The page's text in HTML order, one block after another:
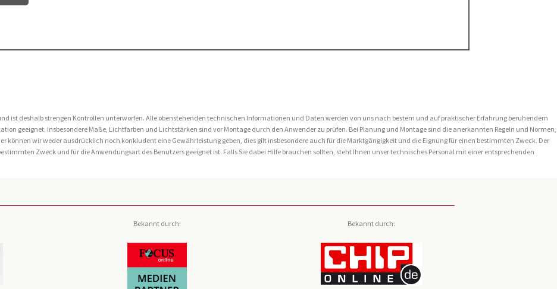
ist deshalb strengen Kontrollen unterworfen. Alle obenstehenden technischen Informationen und Daten werden von uns nach bestem und auf praktischer Erfahrung beruhendem
geeignet. Insbesondere Maße, Lichtfarben und Lichtstärken sind vor Montage durch den Anwender zu prüfen. Bei Planung und Montage sind die anerkannten Regeln und Normen,
können wir weder ausdrücklich noch konkludent eine Gewährleistung geben, dies gilt insbesondere auch für die Marktgängigkeit und die Eignung für einen bestimmten Zweck. Der
Zweck und für die Anwendungsart des Benutzers geeignet ist. Falls Sie dabei Hilfe brauchen sollten, steht Ihnen unser technisches Personal mit einer entsprechenden
Bekannt durch: Bekannt durch: